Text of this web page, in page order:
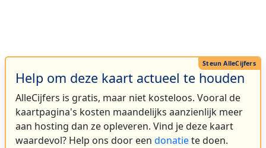
Help om deze kaart actueel te houden
AlleCijfers is gratis, maar niet kosteloos. Vooral de
kaartpagina's kosten maandelijks aanzienlijk meer
aan hosting dan ze opleveren. Vind je deze kaart
waardevol? Help ons door een donatiete doen.